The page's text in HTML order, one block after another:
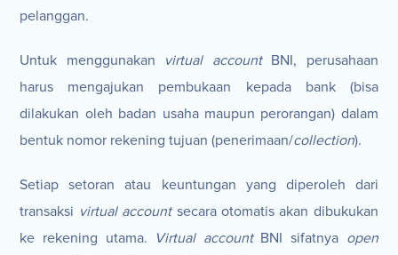
pelanggan.
Untuk menggunakan virtual accountBNI, perusahaan
harus mengajukan pembukaan kepada bank (bisa
dilakukan oleh badan usaha maupun perorangan) dalam
bentuk nomor rekening tujuan (penerimaan/collection).
Setiap setoran atau keuntungan yang diperoleh dari
transaksi virtual accountsecara otomatis akan dibukukan
ke rekening utama. Virtual accountBNI sifatnya open